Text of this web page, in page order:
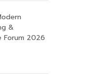
&
Forum 2026